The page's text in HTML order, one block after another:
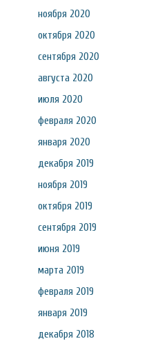
ноября 2020
октября 2020
сентября 2020
августа 2020
июля 2020
февраля 2020
января 2020
декабря 2019
ноября 2019
октября 2019
сентября 2019
июня 2019
марта 2019
февраля 2019
января 2019
декабря 2018